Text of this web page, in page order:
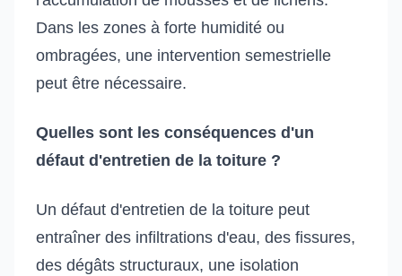
Dans les zones à forte humidité ou
ombragées, une intervention semestrielle
peut être nécessaire.
Quelles sont les conséquences d'un
défaut d'entretien de la toiture ?
Un défaut d'entretien de la toiture peut
entraîner des infiltrations d'eau, des fissures,
des dégâts structuraux, une isolation